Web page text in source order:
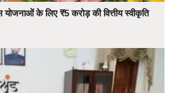
योजनाओं के लिए ₹5 करोड़ की वित्तीय स्वीकृति